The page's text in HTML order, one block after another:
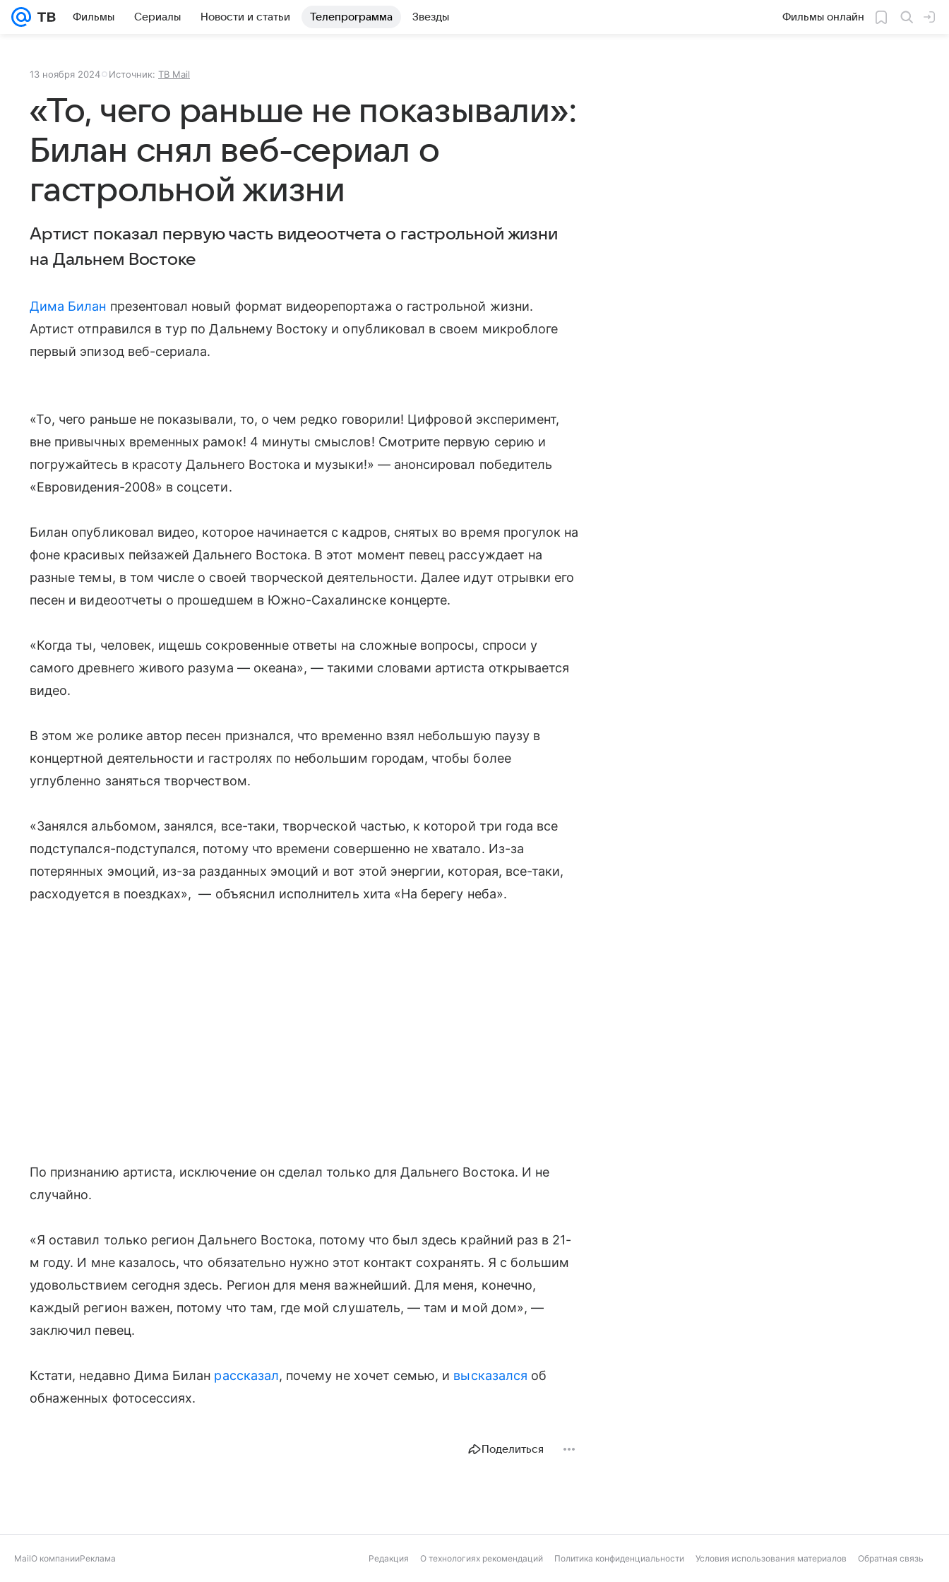
Фильмы Сериалы Новости и статьи Телепрограмма Звезды Фильмы онлайн
13 ноября 2024 Источник: ТВ Mail
«То, чего раньше не показывали»:
Билан снял веб-сериал о
гастрольной жизни
Артист показал первую часть видеоотчета о гастрольной жизни
на Дальнем Востоке
Дима Билан презентовал новый формат видеорепортажа о гастрольной жизни.
Артист отправился в тур по Дальнему Востоку и опубликовал в своем микроблоге
первый эпизод веб-сериала.
«То, чего раньше не показывали, то, о чем редко говорили! Цифровой эксперимент,
вне привычных временных рамок! 4 минуты смыслов! Смотрите первую серию и
погружайтесь в красоту Дальнего Востока и музыки!» — анонсировал победитель
«Евровидения-2008» в соцсети.
Билан опубликовал видео, которое начинается с кадров, снятых во время прогулок на
фоне красивых пейзажей Дальнего Востока. В этот момент певец рассуждает на
разные темы, в том числе о своей творческой деятельности. Далее идут отрывки его
песен и видеоотчеты о прошедшем в Южно-Сахалинске концерте.
«Когда ты, человек, ищешь сокровенные ответы на сложные вопросы, спроси у
самого древнего живого разума — океана», — такими словами артиста открывается
видео.
В этом же ролике автор песен признался, что временно взял небольшую паузу в
концертной деятельности и гастролях по небольшим городам, чтобы более
углубленно заняться творчеством.
«Занялся альбомом, занялся, все-таки, творческой частью, к которой три года все
подступался-подступался, потому что времени совершенно не хватало. Из-за
потерянных эмоций, из-за разданных эмоций и вот этой энергии, которая, все-таки,
расходуется в поездках», — объяснил исполнитель хита «На берегу неба».
По признанию артиста, исключение он сделал только для Дальнего Востока. И не
случайно.
«Я оставил только регион Дальнего Востока, потому что был здесь крайний раз в 21-
м году. И мне казалось, что обязательно нужно этот контакт сохранять. Я с большим
удовольствием сегодня здесь. Регион для меня важнейший. Для меня, конечно,
каждый регион важен, потому что там, где мой слушатель, — там и мой дом», —
заключил певец.
Кстати, недавно Дима Билан рассказал, почему не хочет семью, и высказался об
обнаженных фотосессиях.
Поделиться
MailО компанииРеклама Редакция О технологиях рекомендаций Политика конфиденциальности Условия использования материалов Обратная связь